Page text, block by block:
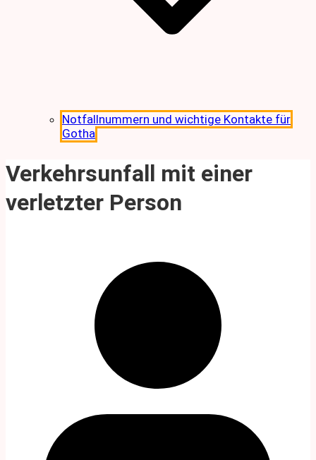
Notfallnummern und wichtige Kontakte für
Gotha
Verkehrsunfall mit einer
verletzter Person